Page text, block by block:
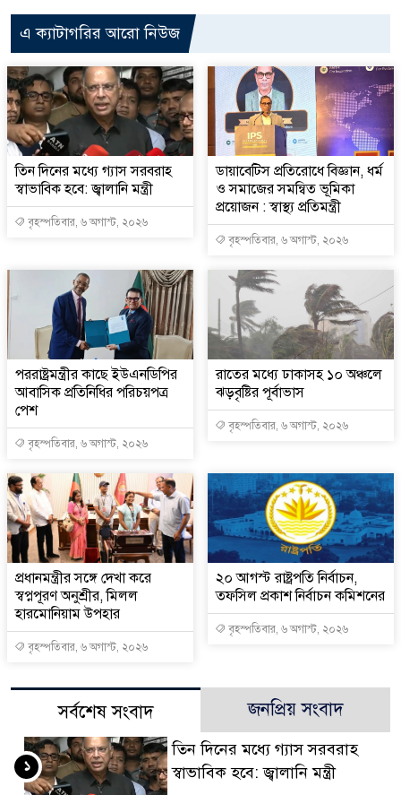
এ ক্যাটাগরির আরো নিউজ
তিন দিনের মধ্যে গ্যাস সরবরাহ
স্বাভাবিক হবে: জ্বালানি মন্ত্রী
বৃহস্পতিবার, ৬ অগাস্ট, ২০২৬
ডায়াবেটিস প্রতিরোধে বিজ্ঞান, ধর্ম
ও সমাজের সমন্বিত ভূমিকা
প্রয়োজন : স্বাস্থ্য প্রতিমন্ত্রী
বৃহস্পতিবার, ৬ অগাস্ট, ২০২৬
পররাষ্ট্রমন্ত্রীর কা‌ছে ইউএনডিপির
আবাসিক প্রতিনিধির পরিচয়পত্র
পেশ
বৃহস্পতিবার, ৬ অগাস্ট, ২০২৬
রাতের মধ্যে ঢাকাসহ ১০ অঞ্চলে
ঝড়বৃষ্টির পূর্বাভাস
বৃহস্পতিবার, ৬ অগাস্ট, ২০২৬
প্রধানমন্ত্রীর সঙ্গে দেখা করে
স্বপ্নপূরণ অনুশ্রীর, মিলল
হারমোনিয়াম উপহার
বৃহস্পতিবার, ৬ অগাস্ট, ২০২৬
২০ আগস্ট রাষ্ট্রপতি নির্বাচন,
তফসিল প্রকাশ নির্বাচন কমিশনের
বৃহস্পতিবার, ৬ অগাস্ট, ২০২৬
সর্বশেষ সংবাদ জনপ্রিয় সংবাদ
তিন দিনের মধ্যে গ্যাস সরবরাহ
স্বাভাবিক হবে: জ্বালানি মন্ত্রী
১